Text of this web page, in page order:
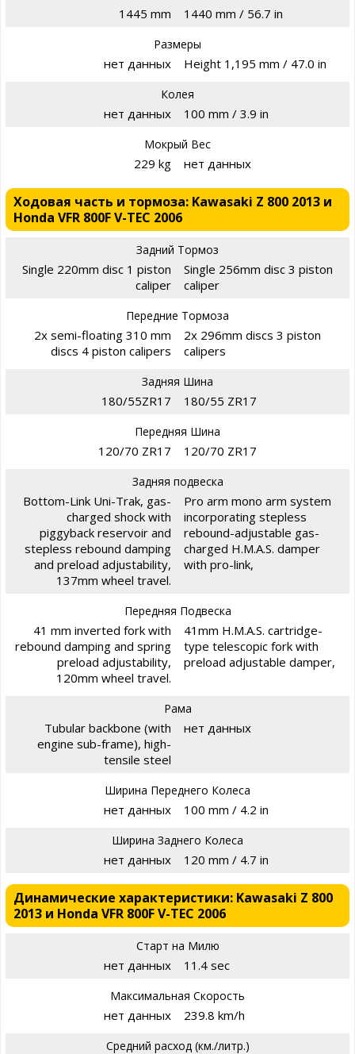
1445 mm 1440 mm / 56.7 in
Размеры
нет данных Height 1,195 mm / 47.0 in
Колея
нет данных 100 mm / 3.9 in
Мокрый Вес
229 kg нет данных
Ходовая часть и тормоза: Kawasaki Z 800 2013 и
Honda VFR 800F V-TEC 2006
Задний Тормоз
Single 220mm disc 1 piston
caliper
Single 256mm disc 3 piston
caliper
Передние Тормоза
2x semi-floating 310 mm
discs 4 piston calipers
2x 296mm discs 3 piston
calipers
Задняя Шина
180/55ZR17 180/55 ZR17
Передняя Шина
120/70 ZR17 120/70 ZR17
Задняя подвеска
Bottom-Link Uni-Trak, gas-
charged shock with
piggyback reservoir and
stepless rebound damping
and preload adjustability,
137mm wheel travel.
Pro arm mono arm system
incorporating stepless
rebound-adjustable gas-
charged H.M.A.S. damper
with pro-link,
Передняя Подвеска
41 mm inverted fork with
rebound damping and spring
preload adjustability,
120mm wheel travel.
41mm H.M.A.S. cartridge-
type telescopic fork with
preload adjustable damper,
Рама
Tubular backbone (with
engine sub-frame), high-
tensile steel
нет данных
Ширина Переднего Колеса
нет данных 100 mm / 4.2 in
Ширина Заднего Колеса
нет данных 120 mm / 4.7 in
Динамические характеристики: Kawasaki Z 800
2013 и Honda VFR 800F V-TEC 2006
Старт на Милю
нет данных 11.4 sec
Максимальная Скорость
нет данных 239.8 km/h
Средний расход (км./литр.)